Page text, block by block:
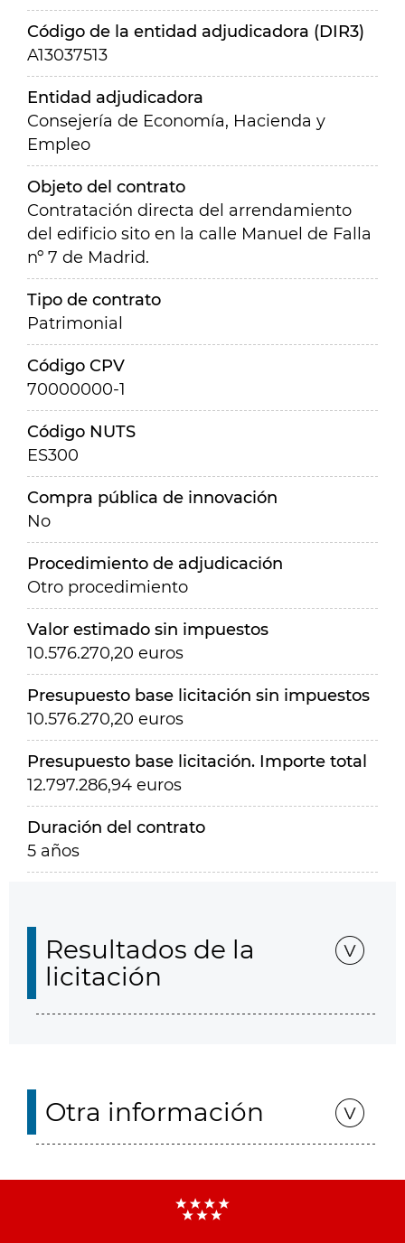
Código de la entidad adjudicadora (DIR3)
A13037513
Entidad adjudicadora
Consejería de Economía, Hacienda y
Empleo
Objeto del contrato
Contratación directa del arrendamiento
del edificio sito en la calle Manuel de Falla
nº 7 de Madrid.
Tipo de contrato
Patrimonial
Código CPV
70000000-1
Código NUTS
ES300
Compra pública de innovación
No
Procedimiento de adjudicación
Otro procedimiento
Valor estimado sin impuestos
10.576.270,20 euros
Presupuesto base licitación sin impuestos
10.576.270,20 euros
Presupuesto base licitación. Importe total
12.797.286,94 euros
Duración del contrato
5 años
Resultados de la
licitación
Otra información